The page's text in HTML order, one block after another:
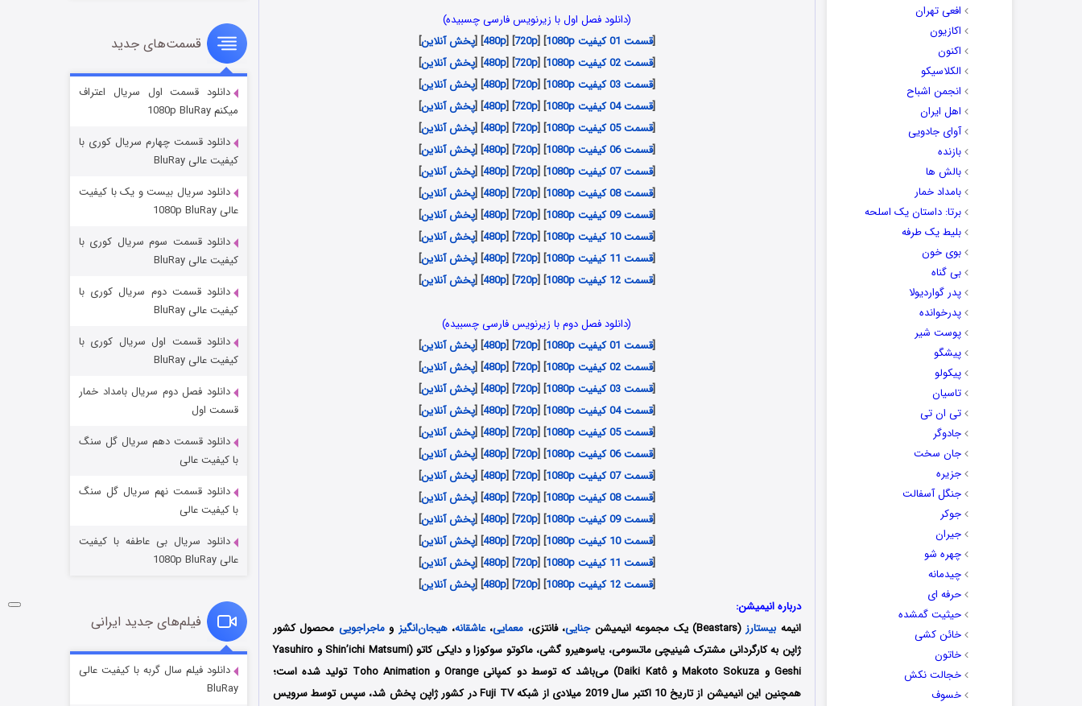
افعی تهران
اکازیون
اکنون
الکلاسیکو
انجمن اشباح
اهل ایران
آوای جادویی
بازنده
بالش ها
بامداد خمار
برتا: داستان یک اسلحه
بلیط یک‌‌ طرفه
بوی خون
بی گناه
پدر گواردیولا
پدرخوانده
پوست شیر
پیشگو
پیکولو
تاسیان
تی ان تی
جادوگر
جان سخت
جزیره
جنگل آسفالت
جوکر
جیران
چهره شو
چیدمانه
حرفه ای
حیثیت گمشده
خائن کشی
خاتون
خجالت نکش
خسوف
(دانلود فصل اول با زیرنویس فارسی چسبیده)
[قسمت 01 کیفیت 1080p ] [
720p
] [
480p
] [پخش آنلاین]
[قسمت 02 کیفیت 1080p ] [
720p
] [
480p
] [پخش آنلاین]
[قسمت 03 کیفیت 1080p ] [
720p
] [
480p
] [پخش آنلاین]
[قسمت 04 کیفیت 1080p ] [
720p
] [
480p
] [پخش آنلاین]
[قسمت 05 کیفیت 1080p ] [
720p
] [
480p
] [پخش آنلاین]
[قسمت 06 کیفیت 1080p ] [
720p
] [
480p
] [پخش آنلاین]
[قسمت 07 کیفیت 1080p ] [
720p
] [
480p
] [پخش آنلاین]
[قسمت 08 کیفیت 1080p ] [
720p
] [
480p
] [پخش آنلاین]
[قسمت 09 کیفیت 1080p ] [
720p
] [
480p
] [پخش آنلاین]
[قسمت 10 کیفیت 1080p ] [
720p
] [
480p
] [پخش آنلاین]
[قسمت 11 کیفیت 1080p ] [
720p
] [
480p
] [پخش آنلاین]
[قسمت 12 کیفیت 1080p ] [
720p
] [
480p
] [پخش آنلاین]
(دانلود فصل دوم با زیرنویس فارسی چسبیده)
[قسمت 01 کیفیت 1080p ] [
720p
] [
480p
] [پخش آنلاین]
[قسمت 02 کیفیت 1080p ] [
720p
] [
480p
] [پخش آنلاین]
[قسمت 03 کیفیت 1080p ] [
720p
] [
480p
] [پخش آنلاین]
[قسمت 04 کیفیت 1080p ] [
720p
] [
480p
] [پخش آنلاین]
[قسمت 05 کیفیت 1080p ] [
720p
] [
480p
] [پخش آنلاین]
[قسمت 06 کیفیت 1080p ] [
720p
] [
480p
] [پخش آنلاین]
[قسمت 07 کیفیت 1080p ] [
720p
] [
480p
] [پخش آنلاین]
[قسمت 08 کیفیت 1080p ] [
720p
] [
480p
] [پخش آنلاین]
[قسمت 09 کیفیت 1080p ] [
720p
] [
480p
] [پخش آنلاین]
[قسمت 10 کیفیت 1080p ] [
720p
] [
480p
] [پخش آنلاین]
[قسمت 11 کیفیت 1080p ] [
720p
] [
480p
] [پخش آنلاین]
[قسمت 12 کیفیت 1080p ] [
720p
] [
480p
] [پخش آنلاین]
درباره انیمیشن:
انیمه بیستارز (Beastars) یک مجموعه انیمیشن جنایی، فانتزی، معمایی،عاشقانه،هیجان‌انگیز وماجراجویی محصول کشور
ژاپن به کارگردانی مشترک شینیچی ماتسومی، یاسوهیرو گشی، ماکوتو سوکوزا و دایکی کاتو (Shin’ichi Matsumi و Yasuhiro
Geshi و Makoto Sokuza و Daiki Katô) می‌باشد که توسط دو کمپانی Orange و Toho Animation تولید شده است؛
همچنین این انیمیشن از تاریخ 10 اکتبر سال 2019 میلادی از شبکه‌ Fuji TV در کشور ژاپن پخش شد، سپس توسط سرویس
سریال زشت
قسمت۲ (زیرنویس) منتشر شد
مردگان متحرک: شهر مرده ۳
شکست استوارت در نجات جهان
قسمت ۷ (زیرنویس) منتشر شد
شوگر فصل ۲
قسمت
قسمت‌های جدید
دانلود قسمت اول سریال اعتراف
میکنم 1080p BluRay
دانلود قسمت چهارم سریال کوری با
کیفیت عالی BluRay
دانلود سریال بیست و یک با کیفیت
عالی 1080p BluRay
دانلود قسمت سوم سریال کوری با
کیفیت عالی BluRay
دانلود قسمت دوم سریال کوری با
کیفیت عالی BluRay
دانلود قسمت اول سریال کوری با
کیفیت عالی BluRay
دانلود فصل دوم سریال بامداد خمار
قسمت اول
دانلود قسمت دهم سریال گل سنگ
با کیفیت عالی
دانلود قسمت نهم سریال گل سنگ
با کیفیت عالی
دانلود سریال بی عاطفه با کیفیت
عالی 1080p BluRay
فیلم‌های جدید ایرانی
دانلود فیلم سال گربه با کیفیت عالی
BluRay